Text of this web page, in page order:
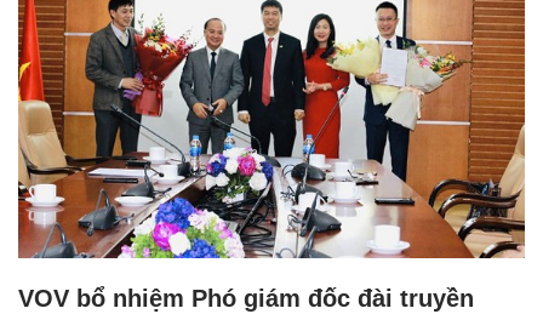
VOV bổ nhiệm Phó giám đốc đài truyền